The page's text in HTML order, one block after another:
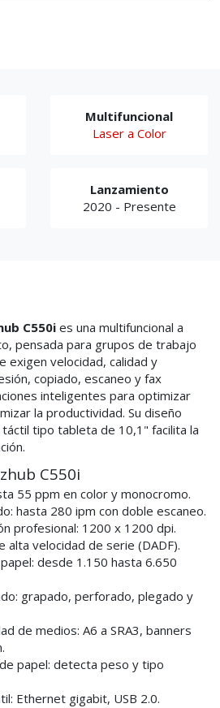
Multifuncional
Laser a Color
Lanzamiento
2020 - Presente
C550i es una multifuncional a
pensada para grupos de trabajo
exigen velocidad, calidad y
copiado, escaneo y fax
inteligentes para optimizar
la productividad. Su diseño
tipo tableta de 10,1" facilita la
C550i
55 ppm en color y monocromo.
hasta 280 ipm con doble escaneo.
profesional: 1200 x 1200 dpi.
alta velocidad de serie (DADF).
desde 1.150 hasta 6.650
grapado, perforado, plegado y
de medios: A6 a SRA3, banners
papel: detecta peso y tipo
Ethernet gigabit, USB 2.0.